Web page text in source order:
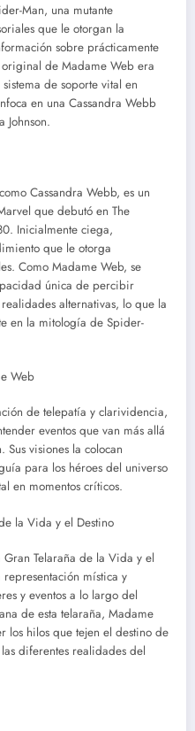
Man, una mutante
que le otorgan la
sobre prácticamente
de Madame Web era
de soporte vital en
en una Cassandra Webb
Johnson.
Cassandra Webb, es un
que debutó en The
Inicialmente ciega,
que le otorga
Como Madame Web, se
única de percibir
alternativas, lo que la
en la mitología de Spider-
Web
de telepatía y clarividencia,
eventos que van más allá
visiones la colocan
para los héroes del universo
en momentos críticos.
la Vida y el Destino
Telaraña de la Vida y el
mística y
y eventos a lo largo del
de esta telaraña, Madame
hilos que tejen el destino de
diferentes realidades del